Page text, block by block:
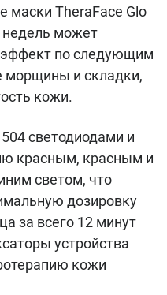
маски TheraFace Glo
недель может
по следующим
морщины и складки,
кожи.
светодиодами и
красным, красным и
светом, что
дозировку
за всего 12 минут
устройства
кожи